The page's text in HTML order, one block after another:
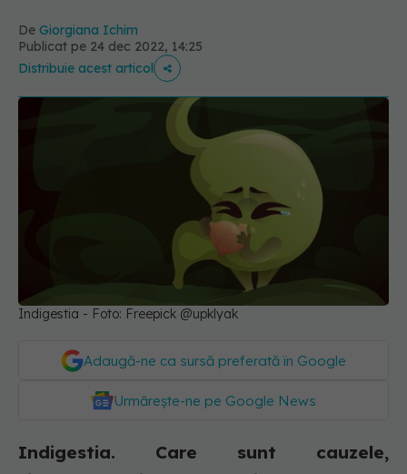
De Giorgiana Ichim
Publicat pe 24 dec 2022, 14:25
Distribuie acest articol
Indigestia - Foto: Freepick @upklyak
Adaugă-ne ca sursă preferată în Google
Urmărește-ne pe Google News
Indigestia. Care sunt cauzele,